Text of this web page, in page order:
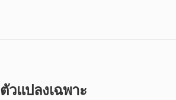
ตัวแปลงเฉพาะ